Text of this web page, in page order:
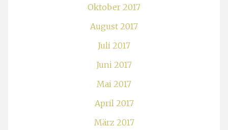
Oktober 2017
August 2017
Juli 2017
Juni 2017
Mai 2017
April 2017
März 2017